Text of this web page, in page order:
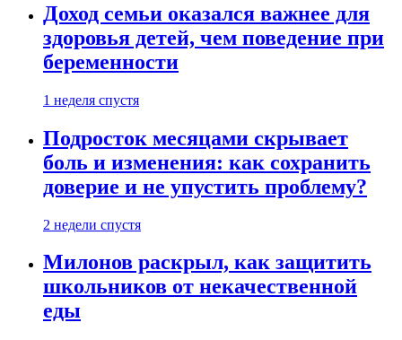
Доход семьи оказался важнее для
здоровья детей, чем поведение при
беременности
1 неделя спустя
Подросток месяцами скрывает
боль и изменения: как сохранить
доверие и не упустить проблему?
2 недели спустя
Милонов раскрыл, как защитить
школьников от некачественной
еды